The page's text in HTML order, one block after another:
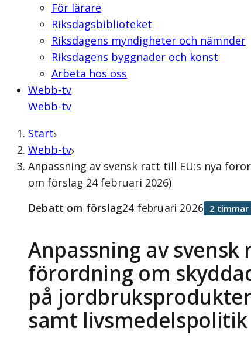
För lärare
Riksdagsbiblioteket
Riksdagens myndigheter och nämnder
Riksdagens byggnader och konst
Arbeta hos oss
Webb-tv
Webb-tv
Start
Webb-tv
Anpassning av svensk rätt till EU:s nya
om förslag 24 februari 2026)
Anpassning av svensk
förordning om
på
samt livsmedelspolitik
Debatt om förslag24 februari 2026 2 timmar